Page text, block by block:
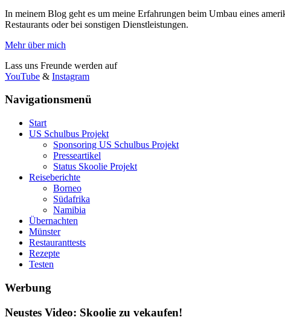
In meinem Blog geht es um meine Erfahrungen beim Umbau eines
Restaurants oder bei sonstigen Dienstleistungen.
Mehr über mich
Lass uns Freunde werden auf
YouTube & Instagram
Navigationsmenü
Start
US Schulbus Projekt
Sponsoring US Schulbus Projekt
Presseartikel
Status Skoolie Projekt
Reiseberichte
Borneo
Südafrika
Namibia
Übernachten
Münster
Restauranttests
Rezepte
Testen
Werbung
Neustes Video: Skoolie zu vekaufen!